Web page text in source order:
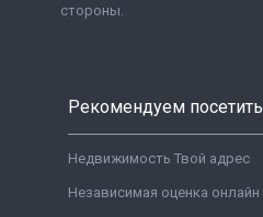
стороны.
Рекомендуем посетить
Недвижимость Твой адрес
Независимая оценка онлайн